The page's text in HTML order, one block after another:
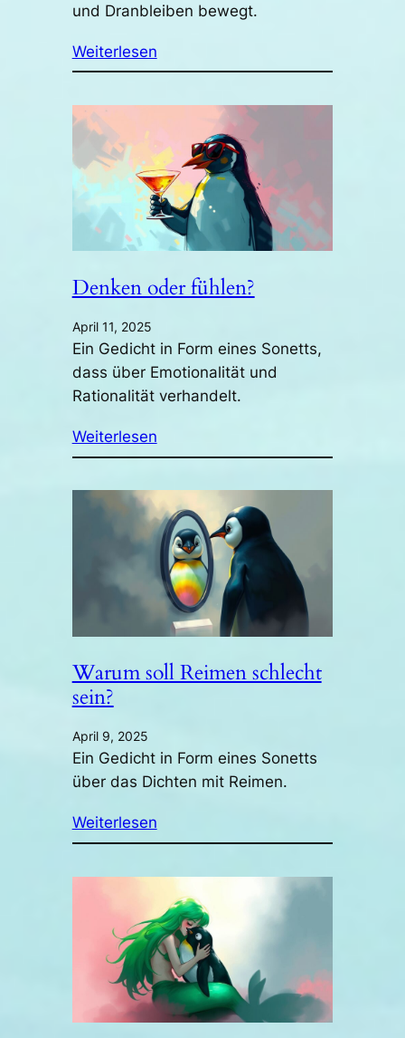
und Dranbleiben bewegt.
Weiterlesen
Denken oder fühlen?
April 11, 2025
Ein Gedicht in Form eines Sonetts,
dass über Emotionalität und
Rationalität verhandelt.
Weiterlesen
Warum soll Reimen schlecht
sein?
April 9, 2025
Ein Gedicht in Form eines Sonetts
über das Dichten mit Reimen.
Weiterlesen